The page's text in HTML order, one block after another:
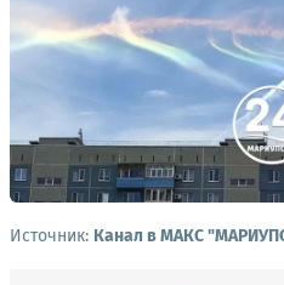
Источник: Канал в МАКС